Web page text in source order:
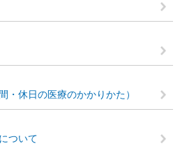
・休日の医療のかかりかた）
ついて